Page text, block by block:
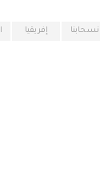
إفريقيا